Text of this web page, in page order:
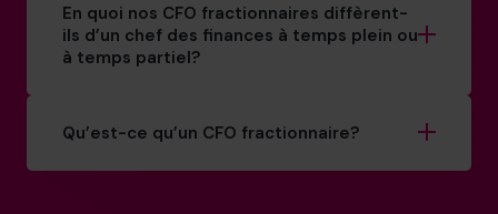
En quoi nos CFO fractionnaires diffèrent-
ils d’un chef des finances à temps plein ou
à temps partiel?
Qu’est-ce qu’un CFO fractionnaire?